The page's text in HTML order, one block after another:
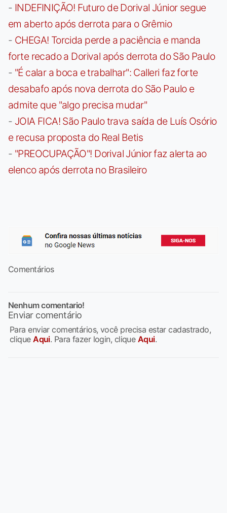
- INDEFINIÇÃO! Futuro de Dorival Júnior segue
em aberto após derrota para o Grêmio
- CHEGA! Torcida perde a paciência e manda
forte recado a Dorival após derrota do São Paulo
- "É calar a boca e trabalhar": Calleri faz forte
desabafo após nova derrota do São Paulo e
admite que "algo precisa mudar"
- JOIA FICA! São Paulo trava saída de Luís Osório
e recusa proposta do Real Betis
- "PREOCUPAÇÃO"! Dorival Júnior faz alerta ao
elenco após derrota no Brasileiro
Comentários
Nenhum comentario!
Enviar comentário
Para enviar comentários, você precisa estar cadastrado,
cliqueAqui. Para fazer login, clique Aqui.